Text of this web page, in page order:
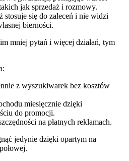
jak sprzedaż i rozmowy.
stosuje się do zaleceń i nie widzi
bierności.
mniej pytań i więcej działań, tym
z wyszukiwarek bez kosztów
miesięcznie dzięki
do promocji.
na płatnych reklamach.
jedynie dzięki opartym na